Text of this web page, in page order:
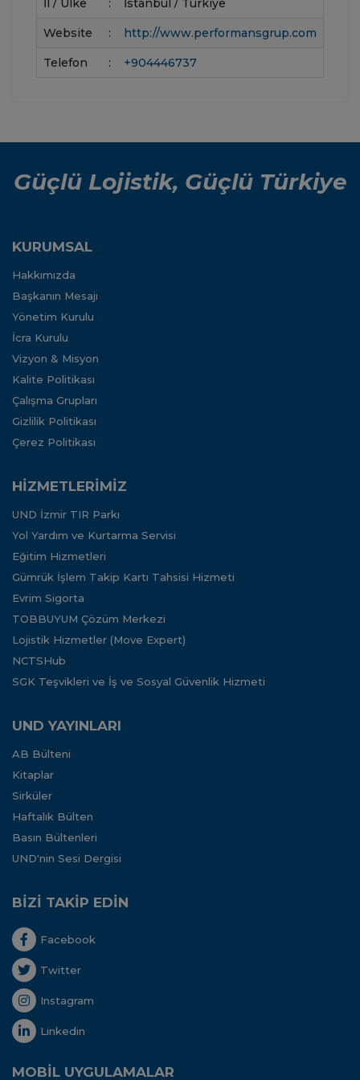
İl / Ülke : İstanbul / Türkiye
Website : http://www.performansgrup.com
Telefon : +904446737
Güçlü Lojistik, Güçlü Türkiye
KURUMSAL
Hakkımızda
Başkanın Mesajı
Yönetim Kurulu
İcra Kurulu
Vizyon & Misyon
Kalite Politikası
Çalışma Grupları
Gizlilik Politikası
Çerez Politikası
HİZMETLERİMİZ
UND İzmir TIR Parkı
Yol Yardım ve Kurtarma Servisi
Eğitim Hizmetleri
Gümrük İşlem Takip Kartı Tahsisi Hizmeti
Evrim Sigorta
TOBBUYUM Çözüm Merkezi
Lojistik Hizmetler (Move Expert)
NCTSHub
SGK Teşvikleri ve İş ve Sosyal Güvenlik Hizmeti
UND YAYINLARI
AB Bülteni
Kitaplar
Sirküler
Haftalık Bülten
Basın Bültenleri
UND'nin Sesi Dergisi
BİZİ TAKİP EDİN
Facebook
Twitter
Instagram
Linkedin
MOBİL UYGULAMALAR